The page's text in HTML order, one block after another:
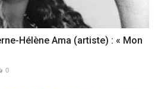
Hélène Ama (artiste) : « Mon
0